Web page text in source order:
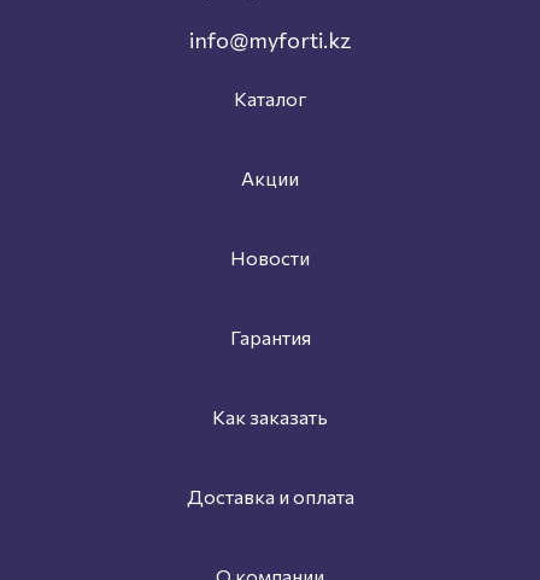
info@myforti.kz
Каталог
Акции
Новости
Гарантия
Как заказать
Доставка и оплата